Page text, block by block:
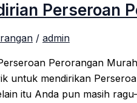
Perseroan
/ admin
Perorangan
untuk mendirikan
itu Anda pun masih